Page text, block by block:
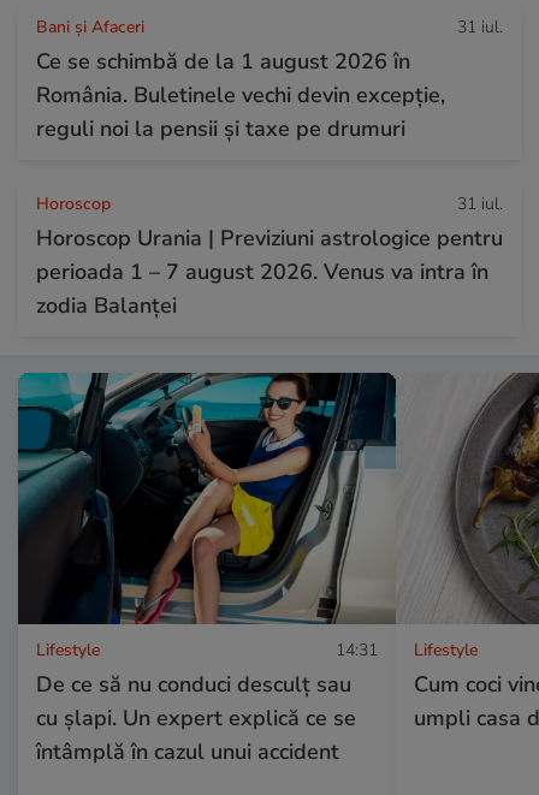
Bani și Afaceri 31 iul.
Ce se schimbă de la 1 august 2026 în
România. Buletinele vechi devin excepție,
reguli noi la pensii și taxe pe drumuri
Horoscop 31 iul.
Horoscop Urania | Previziuni astrologice pentru
perioada 1 – 7 august 2026. Venus va intra în
zodia Balanței
Lifestyle 14:31
De ce să nu conduci desculț sau
cu șlapi. Un expert explică ce se
întâmplă în cazul unui accident
Lifestyle
Cum coci
umpli casa